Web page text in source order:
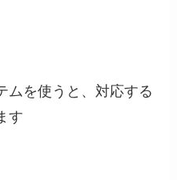
を使うと、対応する
す